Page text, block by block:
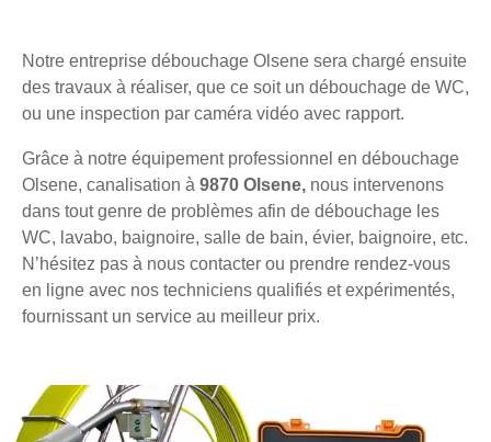
Notre entreprise débouchage Olsene sera chargé ensuite
des travaux à réaliser, que ce soit un débouchage de WC,
ou une inspection par caméra vidéo avec rapport.
Grâce à notre équipement professionnel en débouchage
Olsene, canalisation à 9870 Olsene, nous intervenons
dans tout genre de problèmes afin de débouchage les
WC, lavabo, baignoire, salle de bain, évier, baignoire, etc.
N’hésitez pas à nous contacter ou prendre rendez-vous
en ligne avec nos techniciens qualifiés et expérimentés,
fournissant un service au meilleur prix.